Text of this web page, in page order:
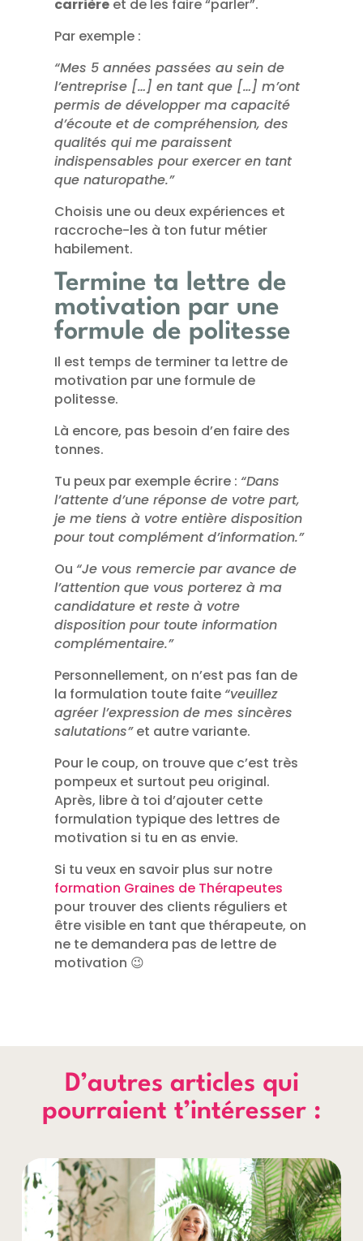
carrière et de les faire “parler”.
Par exemple :
“Mes 5 années passées au sein de
l’entreprise […] en tant que […] m’ont
permis de développer ma capacité
d’écoute et de compréhension, des
qualités qui me paraissent
indispensables pour exercer en tant
que naturopathe.”
Choisis une ou deux expériences et
raccroche-les à ton futur métier
habilement.
Termine ta lettre de
motivation par une
formule de politesse
Il est temps de terminer ta lettre de
motivation par une formule de
politesse.
Là encore, pas besoin d’en faire des
tonnes.
Tu peux par exemple écrire : “Dans
l’attente d’une réponse de votre part,
je me tiens à votre entière disposition
pour tout complément d’information.”
Ou “Je vous remercie par avance de
l’attention que vous porterez à ma
candidature et reste à votre
disposition pour toute information
complémentaire.”
Personnellement, on n’est pas fan de
la formulation toute faite “veuillez
agréer l’expression de mes sincères
salutations”et autre variante.
Pour le coup, on trouve que c’est très
pompeux et surtout peu original.
Après, libre à toi d’ajouter cette
formulation typique des lettres de
motivation si tu en as envie.
Si tu veux en savoir plus sur notre
formation Graines de Thérapeutes
pour trouver des clients réguliers et
être visible en tant que thérapeute, on
ne te demandera pas de lettre de
motivation 😉
D’autres articles qui
pourraient t’intéresser :